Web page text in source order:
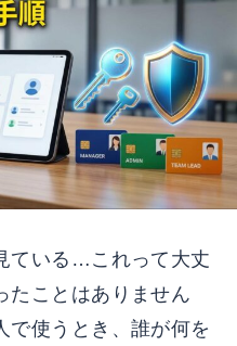
ている…これって大丈
たことはありません
で使うとき、誰が何を